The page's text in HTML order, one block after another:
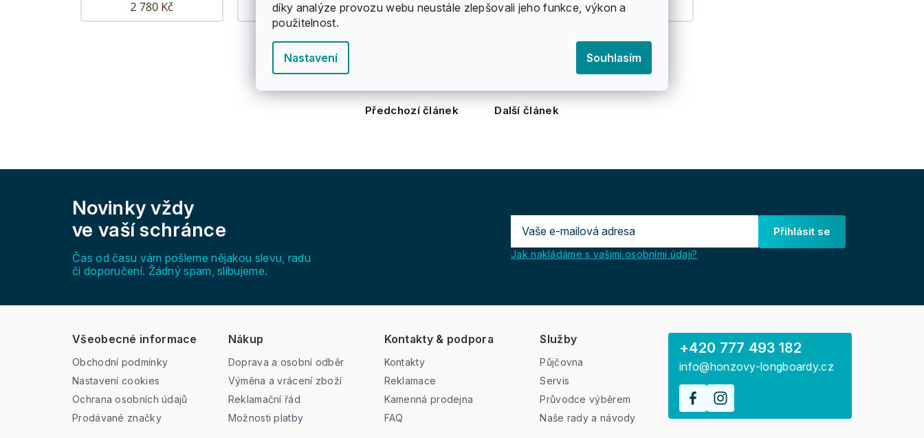
díky analýze provozu webu neustále zlepšovali jeho funkce, výkon a
použitelnost.
Nastavení Souhlasím
Předchozí článek Další článek
Novinky vždy
ve vaší schránce
Čas od času vám pošleme nějakou slevu, radu
či doporučení. Žádný spam, slibujeme.
Přihlásit se
Jak nakládáme s vašimi osobními údaji?
Všeobecné informace
Obchodní podmínky
Nastavení cookies
Ochrana osobních údajů
Prodávané značky
Nákup
Doprava a osobní odběr
Výměna a vrácení zboží
Reklamační řád
Možnosti platby
Kontakty & podpora
Kontakty
Reklamace
Kamenná prodejna
FAQ
Služby
Půjčovna
Servis
Průvodce výběrem
Naše rady a návody
+420 777 493 182
info@honzovy-longboardy.cz